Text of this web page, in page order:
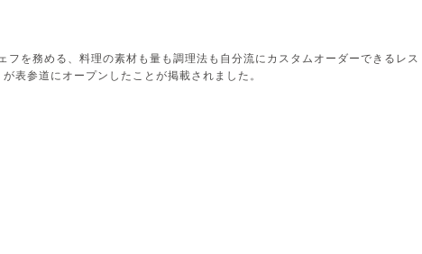
フを務める、料理の素材も量も調理法も自分流にカスタムオーダーできるレス
表参道にオープンしたことが掲載されました。